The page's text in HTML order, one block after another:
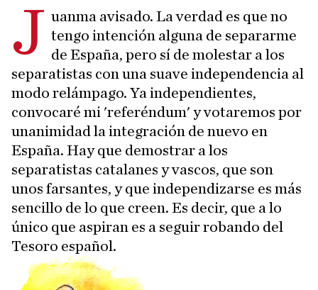
J uanma avisado. La verdad es que no
tengo intención alguna de separarme
de España, pero sí de molestar a los
separatistas con una suave independencia al
modo relámpago. Ya independientes,
convocaré mi 'referéndum' y votaremos por
unanimidad la integración de nuevo en
España. Hay que demostrar a los
separatistas catalanes y vascos, que son
unos farsantes, y que independizarse es más
sencillo de lo que creen. Es decir, que a lo
único que aspiran es a seguir robando del
Tesoro español.